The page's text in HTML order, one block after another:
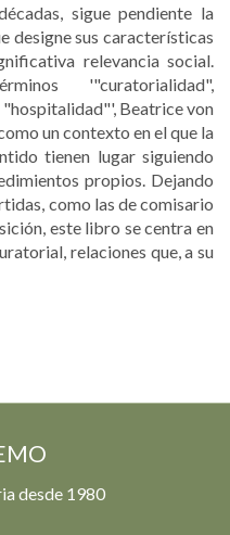
sigue pendiente la
designe sus características
relevancia social.
'"curatorialidad",
Beatrice von
un contexto en el que la
tienen lugar siguiendo
propios. Dejando
como las de comisario
este libro se centra en
relaciones que, a su
desde 1980